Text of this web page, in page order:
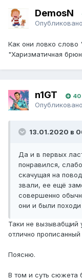
DemosN
Как они ловко слово
"Харизматичная
n1GT 40
13.01.2020 в
Да и в первых
понравился,
скачущая на
звали, ее ещё
совершенно
они и были
Таки не вызывабщий
отлично
Поясню.
В том и суть сюжета